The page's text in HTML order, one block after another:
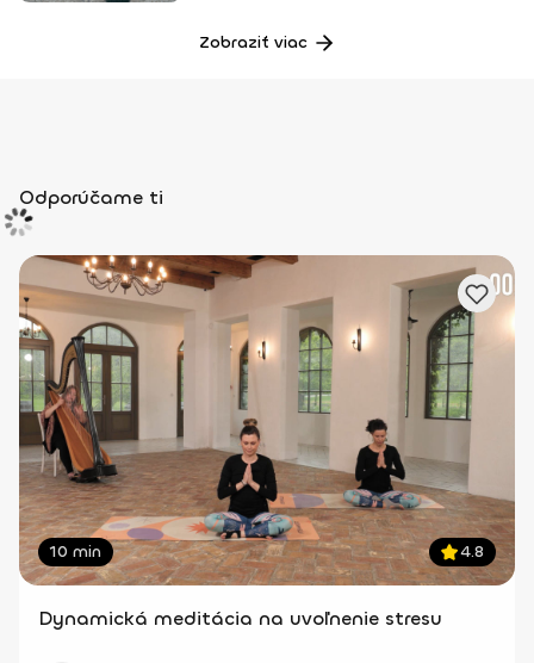
Zobraziť viac
Odporúčame ti
10 min 4.8
Dynamická meditácia na uvoľnenie stresu